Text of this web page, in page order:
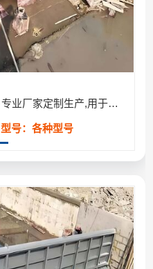
液压升降坝（液压活动坝）- 专业厂家定制生产,用于河道/防汛工程
型号：各种型号